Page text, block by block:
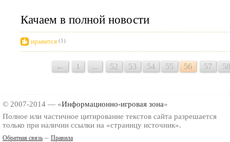
Качаем в полной новости
нравится (1)
← 1 ... 52 53 54 55 56 57 58
© 2007-2014 — «Информационно-игровая зона»
Полное или частичное цитирование текстов сайта разрешается
только при наличии ссылки на «страницу источник».
Обратная связь – Правила